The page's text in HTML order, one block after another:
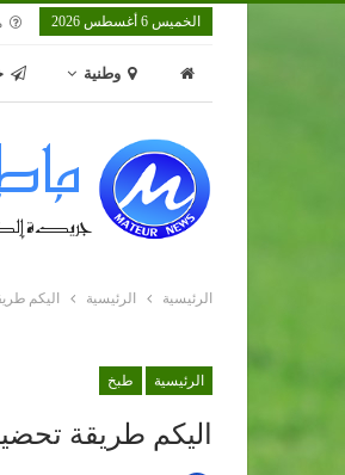
الخميس 6 أغسطس 2026
وطنية
الرئيسية الرئيسية اليكم
الرئيسية طبخ
اليكم طريقة